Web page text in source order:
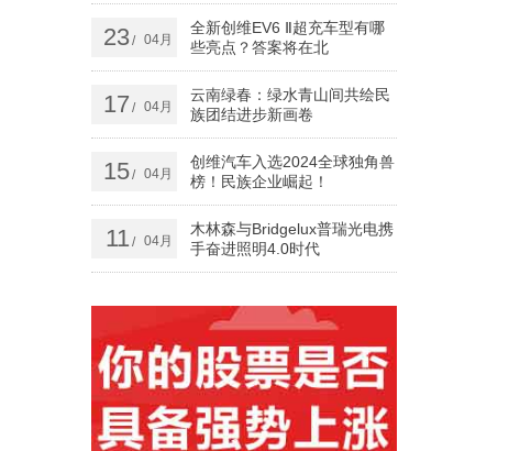
23/ 04月
全新创维EV6 Ⅱ超充车型有哪
些亮点？答案将在北
17 / 04月
云南绿春：绿水青山间共绘民
族团结进步新画卷
15/ 04月
创维汽车入选2024全球独角兽
榜！民族企业崛起！
11 / 04月
木林森与Bridgelux普瑞光电携
手奋进照明4.0时代